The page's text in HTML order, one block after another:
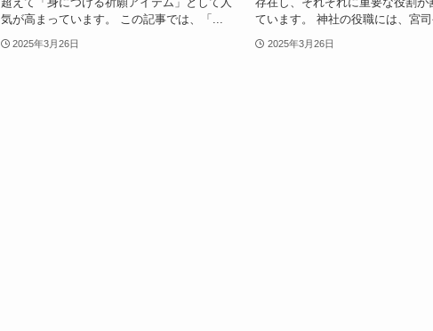
気が高まっています。 この記事では、「...
2025年3月26日
ています。 神社の役職には、宮司
2025年3月26日